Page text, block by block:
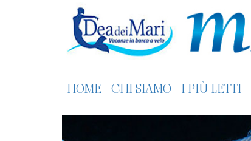
HOME CHI SIAMO I PIÙ LETTI